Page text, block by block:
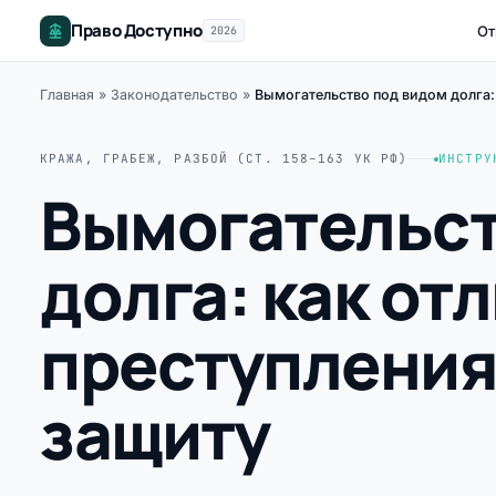
Право Доступно 2026
Главная » Законодательство » Вымогательство под видом
КРАЖА, ГРАБЕЖ, РАЗБОЙ (СТ. 158–163 УК РФ)
долга: как
защиту